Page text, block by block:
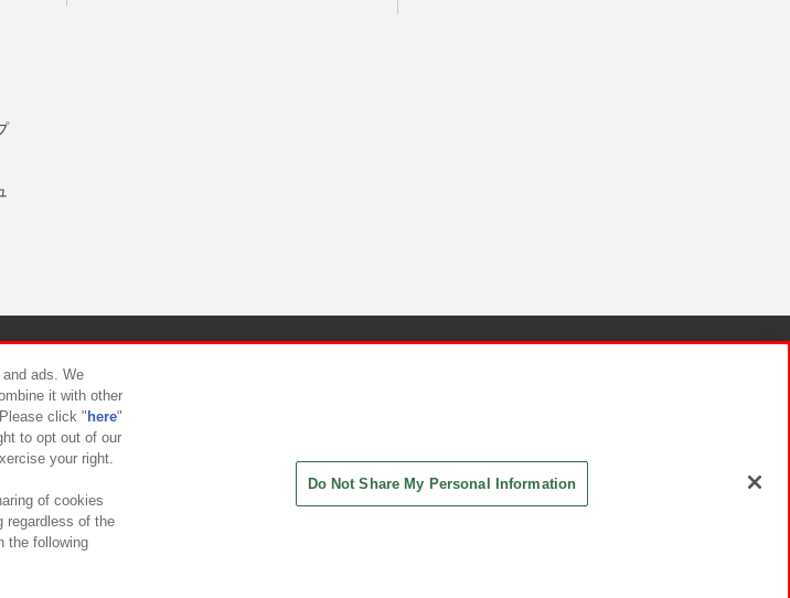
スメント対応方針
ads. We
it with other
click " here"
to opt out of our
your right.
of cookies
regardless of the
the following
Do Not Share My Personal Information